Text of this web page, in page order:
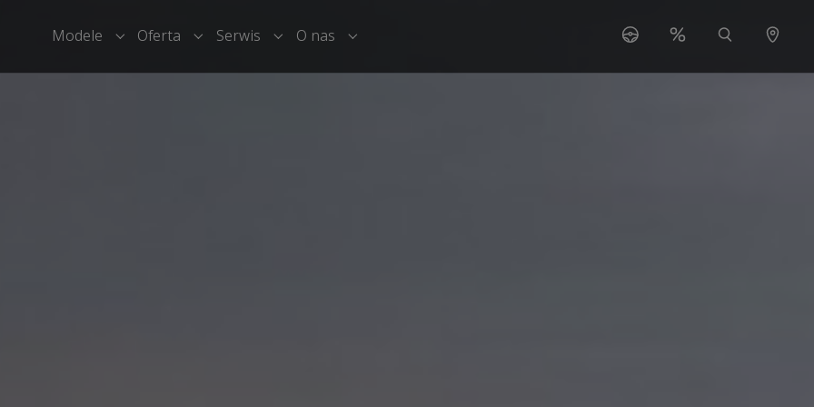
Modele Submenu for "Modele"
Oferta Submenu for "Oferta"
Serwis Submenu for "Serwis"
O nas Submenu for "O nas"